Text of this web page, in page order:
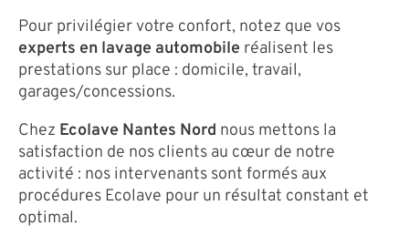
Pour privilégier votre confort, notez que vos
experts en lavage automobile réalisent les
prestations sur place : domicile, travail,
garages/concessions.
Chez Ecolave Nantes Nord nous mettons la
satisfaction de nos clients au cœur de notre
activité : nos intervenants sont formés aux
procédures Ecolave pour un résultat constant et
optimal.